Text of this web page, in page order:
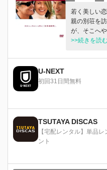
若く美しい
親の別荘を
が、そこへ
合わせして
ることにな
>>続きを読
U-NEXT
初回31日間無料
TSUTAYA DISCAS
【宅配レンタル】単品
ント